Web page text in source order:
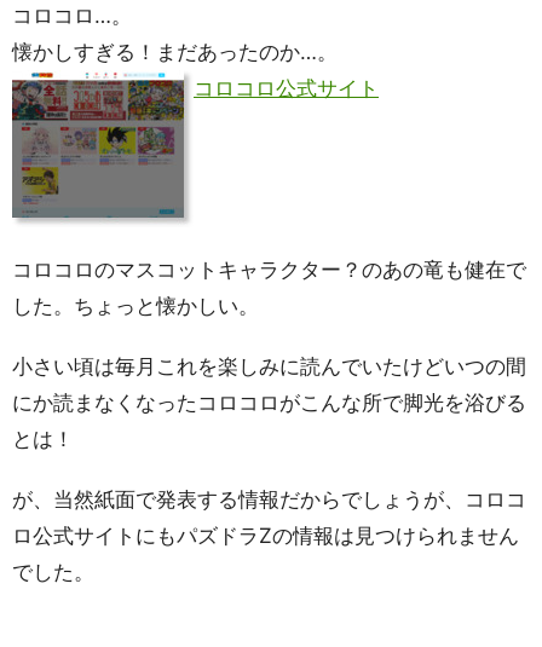
コロコロ…。
懐かしすぎる！まだあったのか…。
コロコロ公式サイト
コロコロのマスコットキャラクター？のあの竜も健在で
した。ちょっと懐かしい。
小さい頃は毎月これを楽しみに読んでいたけどいつの間
にか読まなくなったコロコロがこんな所で脚光を浴びる
とは！
が、当然紙面で発表する情報だからでしょうが、コロコ
ロ公式サイトにもパズドラZの情報は見つけられません
でした。